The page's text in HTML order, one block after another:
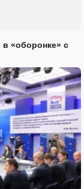
«оборонке» с